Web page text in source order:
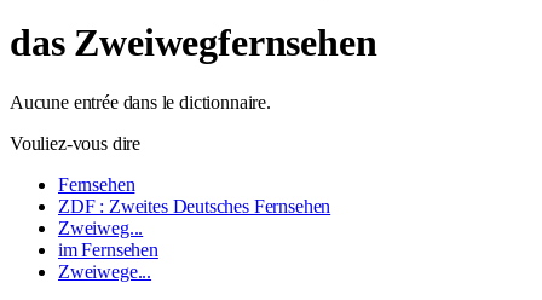
das Zweiwegfernsehen
Aucune entrée dans le dictionnaire.
Vouliez-vous dire
Fernsehen
ZDF : Zweites Deutsches Fernsehen
Zweiweg...
im Fernsehen
Zweiwege...